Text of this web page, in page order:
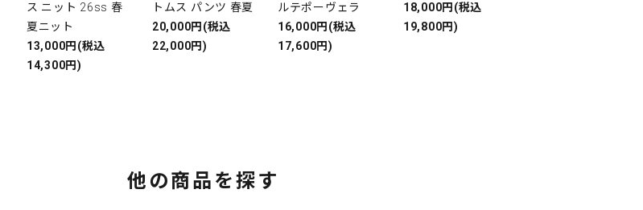
ス ニット 26ss 春
夏ニット
13,000円(税込
14,300円)
トムス パンツ 春夏
20,000円(税込
22,000円)
ルテポーヴェラ
16,000円(税込
17,600円)
18,000円(税込
19,800円)
他の商品を探す